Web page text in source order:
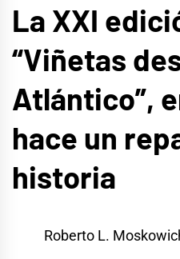
La XXI
“Viñetas
Atlántico”,
hace un
historia
Roberto L.